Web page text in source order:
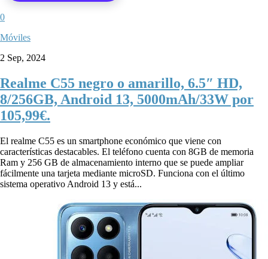
0
Móviles
2 Sep, 2024
Realme C55 negro o amarillo, 6.5″ HD,
8/256GB, Android 13, 5000mAh/33W por
105,99€.
El realme C55 es un smartphone económico que viene con
características destacables. El teléfono cuenta con 8GB de memoria
Ram y 256 GB de almacenamiento interno que se puede ampliar
fácilmente una tarjeta mediante microSD. Funciona con el último
sistema operativo Android 13 y está...